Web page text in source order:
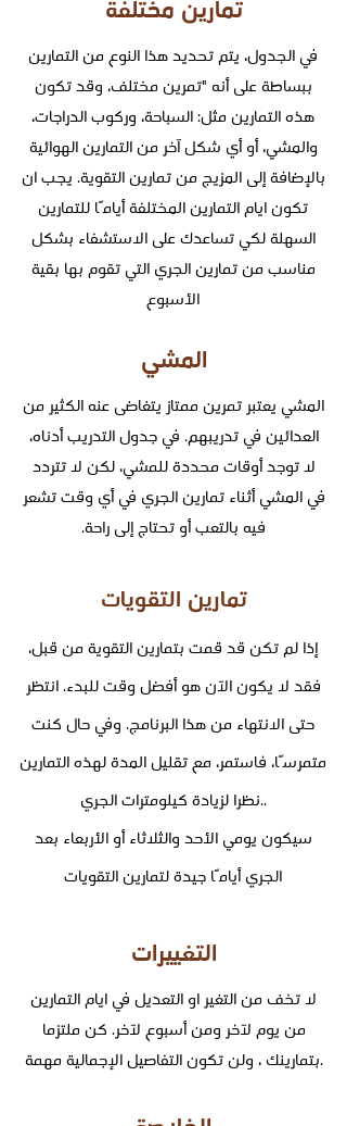
تمارين مختلفة
في الجدول، يتم تحديد هذا النوع من التمارين
ببساطة على أنه "تمرين مختلف، وقد تكون
هذه التمارين مثل: السباحة، وركوب الدراجات،
والمشي، أو أي شكل آخر من التمارين الهوائية
بالإضافة إلى المزيج من تمارين التقوية. يجب ان
تكون ايام التمارين المختلفة أيامًا للتمارين
السهلة لكي تساعدك على الاستشفاء بشكل
مناسب من تمارين الجري التي تقوم بها بقية
الأسبوع
المشي
المشي يعتبر تمرين ممتاز يتغاضى عنه الكثير من
العدائين في تدريبهم. في جدول التدريب أدناه،
لا توجد أوقات محددة للمشي، لكن لا تتردد
في المشي أثناء تمارين الجري في أي وقت تشعر
فيه بالتعب أو تحتاج إلى راحة.
تمارين التقويات
إذا لم تكن قد قمت بتمارين التقوية من قبل،
فقد لا يكون الآن هو أفضل وقت للبدء. انتظر
حتى الانتهاء من هذا البرنامج. وفي حال كنت
متمرسًا، فاستمر، مع تقليل المدة لهذه التمارين
نظرا لزيادة كيلومترات الجري..
سيكون يومي الأحد والثلاثاء أو الأربعاء بعد
الجري أيامًا جيدة لتمارين التقويات
التغييرات
لا تخف من التغير او التعديل في ايام التمارين
من يوم لآخر ومن أسبوع لآخر. كن ملتزما
بتمارينك ، ولن تكون التفاصيل الإجمالية مهمة.